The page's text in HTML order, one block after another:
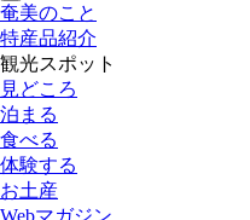
奄美のこと
特産品紹介
観光スポット
見どころ
泊まる
食べる
体験する
お土産
Webマガジン